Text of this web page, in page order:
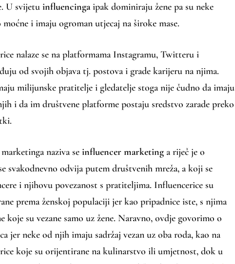
U svijetu influencingaipak dominiraju žene pa su neke
i imaju ogroman utjecaj na široke mase.
nalaze se na platformama Instagramu, Twitteru i
od svojih objava tj. postova i grade karijeru na njima.
milijunske pratitelje i gledatelje stoga nije čudno da imaju
i da im društvene platforme postaju sredstvo zarade preko
naziva se influencer marketing a riječ je o
svakodnevno odvija putem društvenih mreža, a koji se
i njihovu povezanost s pratiteljima. Influencerice su
prema ženskoj populaciji jer kao pripadnice iste, s njima
koje su vezane samo uz žene. Naravno, ovdje govorimo o
jer neke od njih imaju sadržaj vezan uz oba roda, kao na
koje su orijentirane na kulinarstvo ili umjetnost, dok u